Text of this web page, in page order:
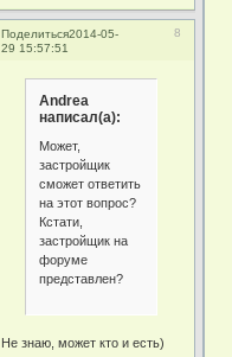
Поделиться 8
2014-05-
29 15:57:51
Andrea
написал(а):
Может,
застройщик
сможет ответить
на этот вопрос?
Кстати,
застройщик на
форуме
представлен?
Не знаю, может кто и есть)